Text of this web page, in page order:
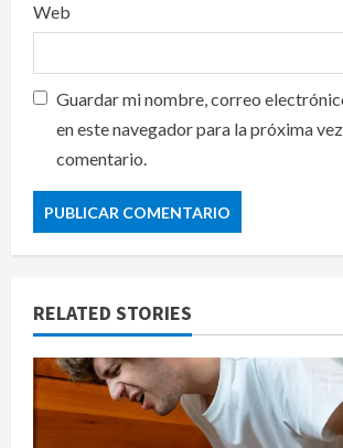
Web
Guardar mi nombre, correo
en este navegador para la próxima
comentario.
RELATED STORIES